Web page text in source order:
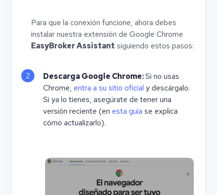
Para que la conexión funcione, ahora debes
instalar nuestra extensión de Google Chrome
EasyBroker Assistant siguiendo estos pasos:
2 Descarga Google Chrome:Si no usas
Chrome, entra a su sitio oficial y descárgalo.
Si ya lo tienes, asegúrate de tener una
versión reciente (en esta guía se explica
cómo actualizarlo).